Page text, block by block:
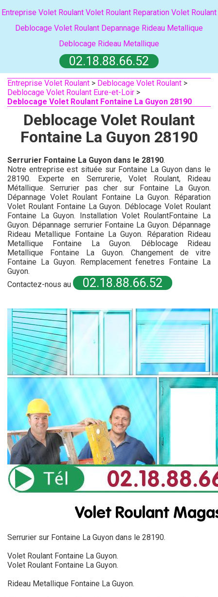
Entreprise Volet Roulant Volet Roulant Reparation Volet Roulant
Deblocage Volet Roulant Depannage Rideau Metallique
Deblocage Rideau Metallique
02.18.88.66.52
Entreprise Volet Roulant > Deblocage Volet Roulant >
Deblocage Volet Roulant Eure-et-Loir >
Deblocage Volet Roulant Fontaine La Guyon 28190
Deblocage Volet Roulant
Fontaine La Guyon 28190
Serrurier Fontaine La Guyon dans le 28190.
Notre entreprise est située sur Fontaine La Guyon dans le
28190. Experte en Serrurerie, Volet Roulant, Rideau
Métallique. Serrurier pas cher sur Fontaine La Guyon.
Dépannage Volet Roulant Fontaine La Guyon. Réparation
Volet Roulant Fontaine La Guyon. Déblocage Volet Roulant
Fontaine La Guyon. Installation Volet RoulantFontaine La
Guyon. Dépannage serrurier Fontaine La Guyon. Dépannage
Rideau Metallique Fontaine La Guyon. Réparation Rideau
Metallique Fontaine La Guyon. Déblocage Rideau
Metallique Fontaine La Guyon. Changement de vitre
Fontaine La Guyon. Remplacement fenetres Fontaine La
Guyon.
Contactez-nous au
02.18.88.66.52
Serrurier sur Fontaine La Guyon dans le 28190.
Volet Roulant Fontaine La Guyon.
Volet Roulant Fontaine La Guyon.
Rideau Metallique Fontaine La Guyon.